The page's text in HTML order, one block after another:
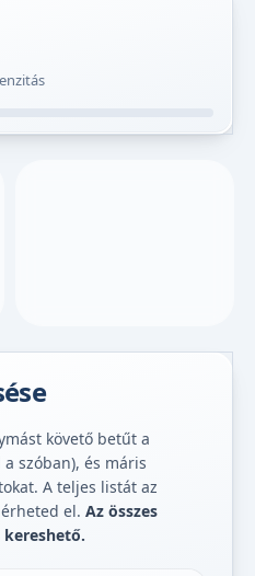
követő betűt a
szóban), és máris
A teljes listát az
el. Az összes